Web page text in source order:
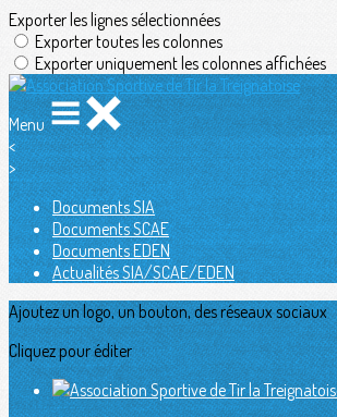
Exporter les lignes sélectionnées
Exporter toutes les colonnes
Exporter uniquement les colonnes affichées
Menu
<
>
Documents SIA
Documents SCAE
Documents EDEN
Actualités SIA/SCAE/EDEN
Ajoutez un logo, un bouton, des réseaux sociaux
Cliquez pour éditer